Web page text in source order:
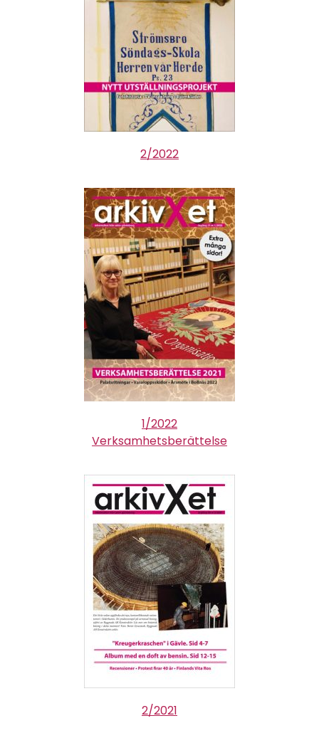
2/2022
1/2022
Verksamhetsberättelse
2/2021